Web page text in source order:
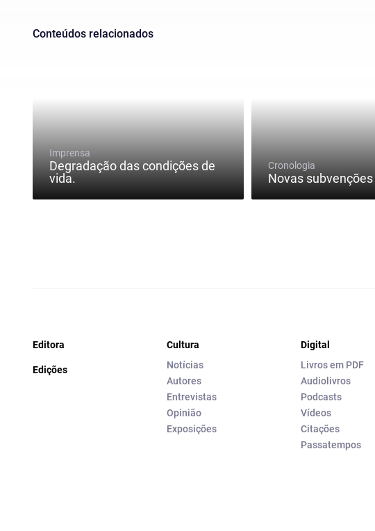
Conteúdos relacionados
Imprensa
Degradação das condições de
vida.
Cronologia
Novas
Editora
Edições
Cultura
Notícias
Autores
Entrevistas
Opinião
Exposições
Digital
Livros em PDF
Audiolivros
Podcasts
Vídeos
Citações
Passatempos